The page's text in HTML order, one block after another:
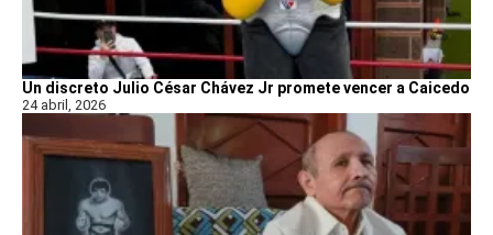
Un discreto Julio César Chávez Jr promete vencer a Caicedo
24 abril, 2026